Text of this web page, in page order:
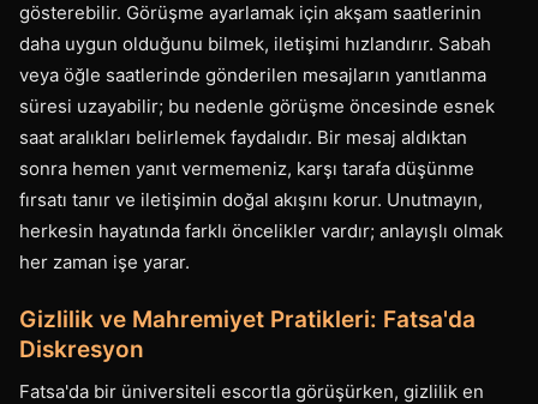
gösterebilir. Görüşme ayarlamak için akşam saatlerinin
daha uygun olduğunu bilmek, iletişimi hızlandırır. Sabah
veya öğle saatlerinde gönderilen mesajların yanıtlanma
süresi uzayabilir; bu nedenle görüşme öncesinde esnek
saat aralıkları belirlemek faydalıdır. Bir mesaj aldıktan
sonra hemen yanıt vermemeniz, karşı tarafa düşünme
fırsatı tanır ve iletişimin doğal akışını korur. Unutmayın,
herkesin hayatında farklı öncelikler vardır; anlayışlı olmak
her zaman işe yarar.
Gizlilik ve Mahremiyet Pratikleri: Fatsa'da
Diskresyon
Fatsa'da bir üniversiteli escortla görüşürken, gizlilik en